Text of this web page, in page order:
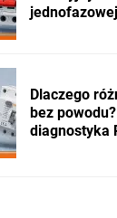
Dlaczego
bez
diagnostyka